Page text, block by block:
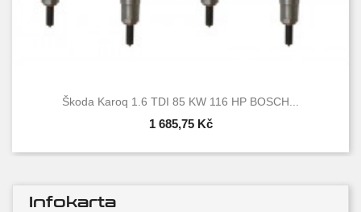
Škoda Karoq 1.6 TDI 85 KW 116 HP BOSCH...
1 685,75 Kč
Infokarta